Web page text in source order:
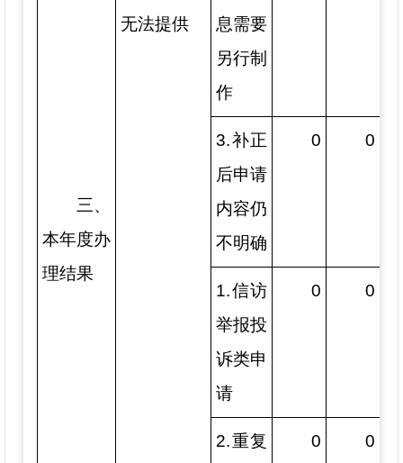
三、
本年度办
理结果
无法提供
息需要
另行制
作
3.补正
后申请
内容仍
不明确
0 0
1.信访
举报投
诉类申
请
0 0
2.重复
0 0